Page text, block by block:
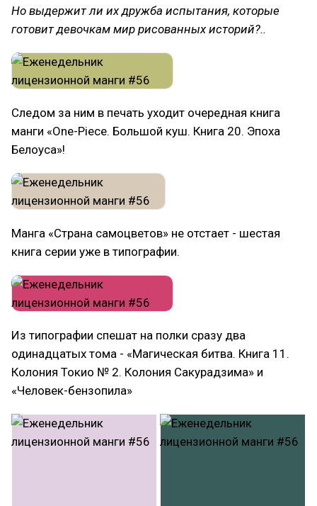
Но выдержит ли их дружба испытания, которые
готовит девочкам мир рисованных историй?..
Следом за ним в печать уходит очередная книга
манги «One-Piece. Большой куш. Книга 20. Эпоха
Белоуса»!
Манга «Страна самоцветов» не отстает - шестая
книга серии уже в типографии.
Из типографии спешат на полки сразу два
одинадцатых тома - «Магическая битва. Книга 11.
Колония Токио № 2. Колония Сакурадзима» и
«Человек-бензопила»